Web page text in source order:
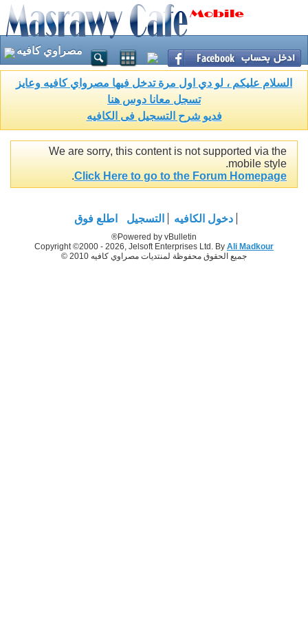
مصراوي كافيه
السلام عليكم ، لو دي اول مرة تدخل فيها مصرواي كافيه وعايز
تسجل معانا دوس هنا
فديو شرح التسجيل فى الكافيه
We are sorry, this content is not supported via the
mobile style.
Click Here to go to the Forum Homepage
.
دخول الكافيه التسجيل اطلع فوق
Powered by vBulletin®
Copyright ©2000 - 2026, Jelsoft Enterprises Ltd. By Ali Madkour
جميع الحقوق محفوظة لمنتديات مصراوي كافيه 2010 ©